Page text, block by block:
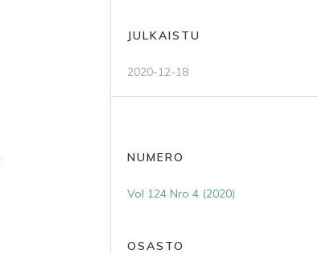
JULKAISTU
2020-12-18
NUMERO
Vol 124 Nro 4 (2020)
OSASTO